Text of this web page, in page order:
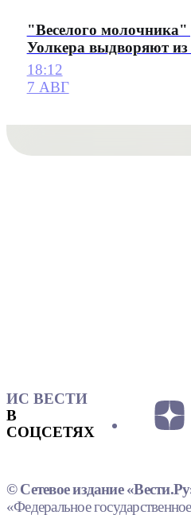
"Веселого молочника"
Уолкера выдворяют из
18:12
7 АВГ
ИС ВЕСТИ
В
СОЦСЕТЯХ
© Сетевое издание
«Федеральное